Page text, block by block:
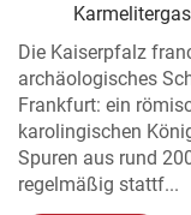
Die Kaiserpfalz
archäologisches
Frankfurt: ein
karolingischen
Spuren aus rund
regelmäßig stattf...